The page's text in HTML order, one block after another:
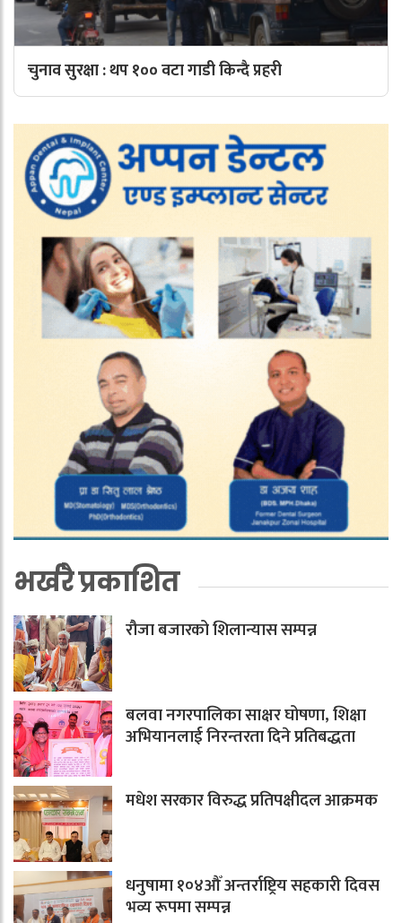
चुनाव सुरक्षा : थप १०० वटा गाडी किन्दै प्रहरी
भर्खरै प्रकाशित
रौजा बजारको शिलान्यास सम्पन्न
बलवा नगरपालिका साक्षर घोषणा, शिक्षा
अभियानलाई निरन्तरता दिने प्रतिबद्धता
मधेश सरकार विरुद्ध प्रतिपक्षीदल आक्रमक
धनुषामा १०४औँ अन्तर्राष्ट्रिय सहकारी दिवस
भव्य रूपमा सम्पन्न